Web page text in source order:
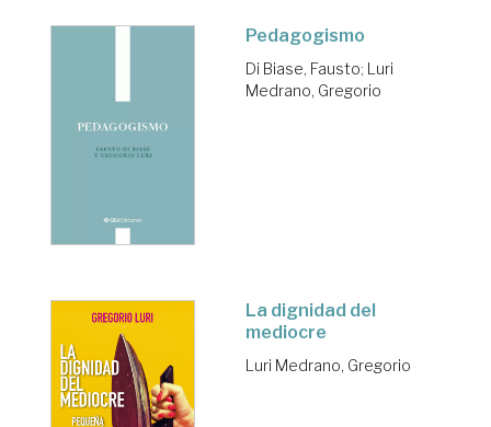
Pedagogismo
Di Biase, Fausto; Luri
Medrano, Gregorio
La dignidad del
mediocre
Luri Medrano, Gregorio